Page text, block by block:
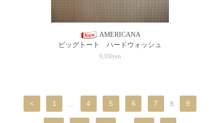
AMERICANA
ビッグトート ハードウォッシュ
9,350yen
< 1 4 5 6 7 8 9